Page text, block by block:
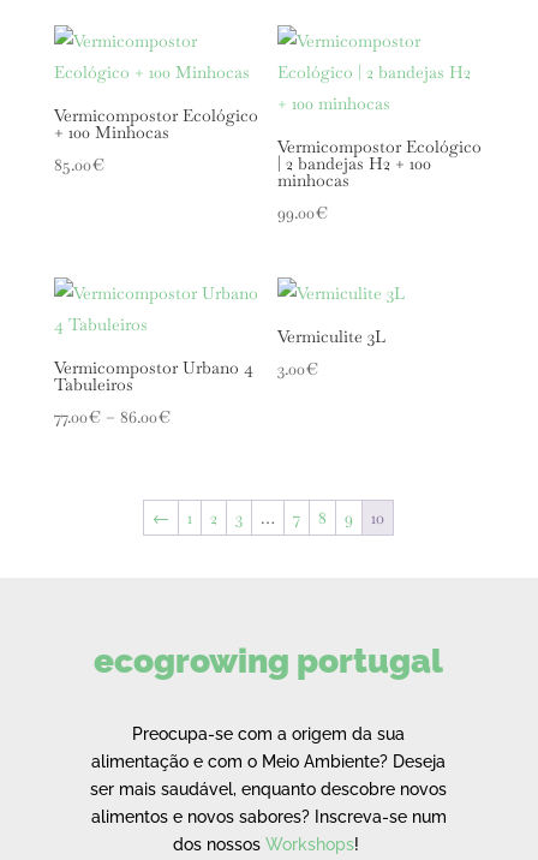
Vermicompostor Ecológico
+ 100 Minhocas
85.00€
Vermicompostor Ecológico
| 2 bandejas H2 + 100
minhocas
99.00€
Vermicompostor Urbano 4
Tabuleiros
77.00€ – 86.00€Price
86.00€
Vermiculite 3L
3.00€
← 1 2 3 … 7 8 9 10
ecogrowing portugal
Preocupa-se com a origem da sua
alimentação e com o Meio Ambiente? Deseja
ser mais saudável, enquanto descobre novos
alimentos e novos sabores? Inscreva-se num
dos nossosWorkshops!